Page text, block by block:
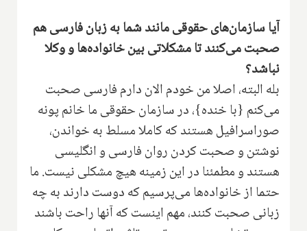
آیا سازمان‌های حقوقی مانند شما به زبان فارسی هم
صحبت می‌کنند تا مشکلاتی بین خانواده‌ها و وکلا
نباشد؟
بله البته، اصلا من خودم الان دارم فارسی صحبت
می‌کنم {با خنده}، در سازمان حقوقی ما خانم پونه
صوراسرافیل هستند که کاملا مسلط به خواندن،
نوشتن و صحبت کردن روان فارسی و انگلیسی
هستند و مطمئنا در این زمینه هیچ مشکلی نیست. ما
حتما از خانواده‌ها می‌پرسیم که دوست دارند به چه
زبانی صحبت کنند، مهم اینست که آنها راحت باشند